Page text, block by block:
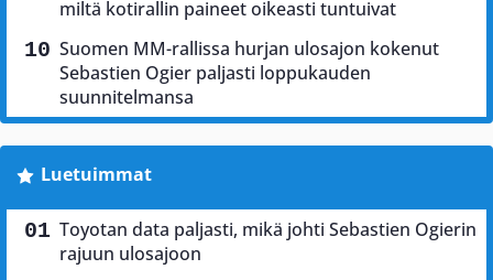
miltä kotirallin paineet oikeasti tuntuivat
Suomen MM-rallissa hurjan ulosajon kokenut
Sebastien Ogier paljasti loppukauden
suunnitelmansa
Luetuimmat
Toyotan data paljasti, mikä johti Sebastien Ogierin
rajuun ulosajoon